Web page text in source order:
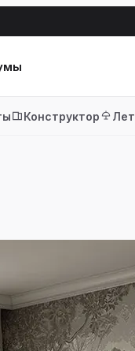
Конструктор